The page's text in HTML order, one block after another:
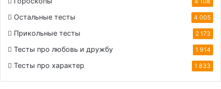
Остальные тесты 4 005
Прикольные тесты 2 173
Тесты про любовь и дружбу 1 914
Тесты про характер 1 833